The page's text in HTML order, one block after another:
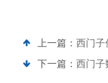
上一篇： 西门子
下一篇： 西门子